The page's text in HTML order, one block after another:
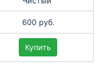
600 руб.
Купить